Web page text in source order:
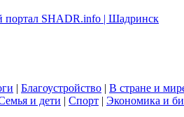
| Благоустройство | В стране и
и дети | Спорт | Экономика и